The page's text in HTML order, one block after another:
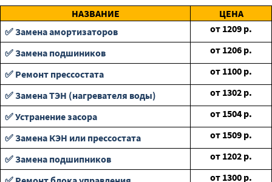
НАЗВАНИЕ
ЦЕНА
✅ Замена амортизаторов
от 1209 р.
✅ Замена подшиников
от 1206 р.
✅ Ремонт прессостата
от 1100 р.
✅ Замена ТЭН (нагревателя воды)
от 1302 р.
✅ Устранение засора
от 1504 р.
✅ Замена КЭН или прессостата
от 1509 р.
✅ Замена подшипников
от 1202 р.
от 1300 р.